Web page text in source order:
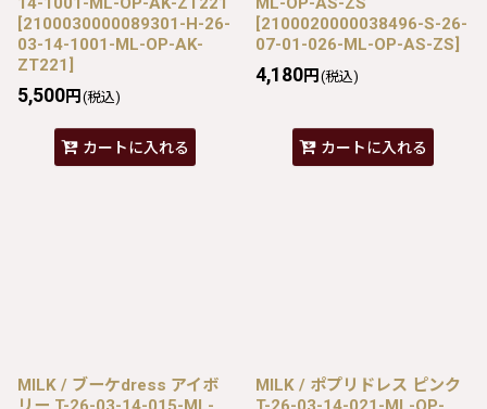
[2100030000089301-H-26-
03-14-1001-ML-OP-AK-
ZT221 ]
5,500円 (税込)
カートに入れる
[2100020000038496-S-26-
07-01-026-ML-OP-AS-ZS]
4,180円 (税込)
カートに入れる
MILK / ブーケdress アイボ
MILK / ポプリドレス ピンク